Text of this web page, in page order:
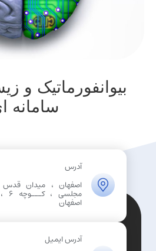
بیوانفورماتیک
سامانه
آدرس
اصفهان ، میدان قدس
اصفهان
آدرس ایمیل